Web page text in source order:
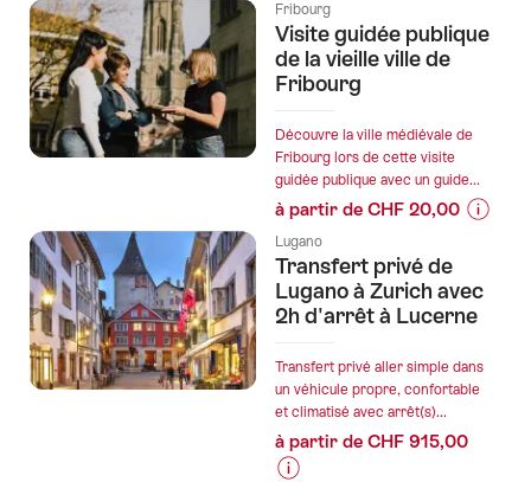
sur
l’offre
Fribourg
Visite guidée publique
de la vieille ville de
Fribourg
Découvre la ville médiévale de
Fribourg lors de cette visite
guidée publique avec un guide...
à partir de CHF 20,00
les
prix
l’offre
"Visite
Lugano
Transfert privé de
Lugano à Zurich avec
2h d'arrêt à Lucerne
Transfert privé aller simple dans
un véhicule propre, confortable
et climatisé avec arrêt(s)...
à partir de CHF 915,00